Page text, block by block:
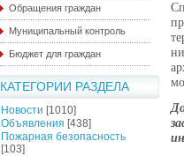
Обращения граждан
Муниципальный контроль
Бюджет для граждан
КАТЕГОРИИ РАЗДЕЛА
Новости [1010]
Объявления [438]
Пожарная безопасность
[103]